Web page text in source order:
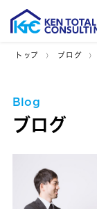
トップ ブログ
Blog
ブログ